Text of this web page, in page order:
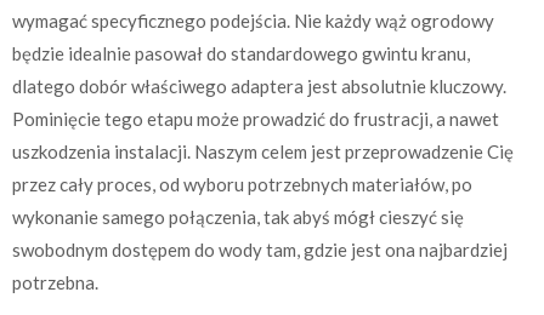
wymagać specyficznego podejścia. Nie każdy wąż ogrodowy
będzie idealnie pasował do standardowego gwintu kranu,
dlatego dobór właściwego adaptera jest absolutnie kluczowy.
Pominięcie tego etapu może prowadzić do frustracji, a nawet
uszkodzenia instalacji. Naszym celem jest przeprowadzenie Cię
przez cały proces, od wyboru potrzebnych materiałów, po
wykonanie samego połączenia, tak abyś mógł cieszyć się
swobodnym dostępem do wody tam, gdzie jest ona najbardziej
potrzebna.